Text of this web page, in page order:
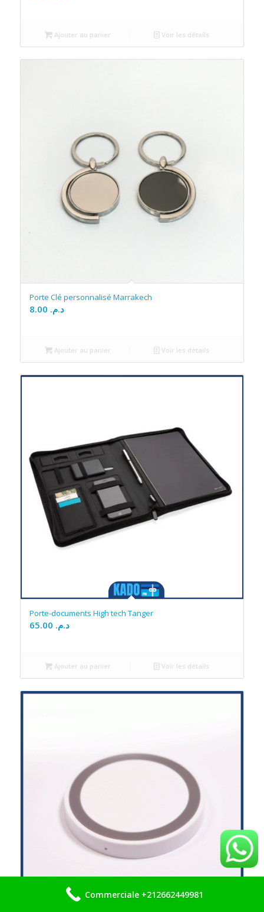
Ajouter au panier Voir les détails
Porte Clé personnalisé Marrakech
د.م.
Ajouter au panier Voir les détails
Porte-documents High tech Tanger
د.م.
Ajouter au panier Voir les détails
Commerciale +212662449981